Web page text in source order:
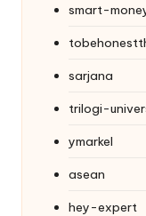
smart-
sarjana
trilogi-
ymarkel
asean
hey-expert